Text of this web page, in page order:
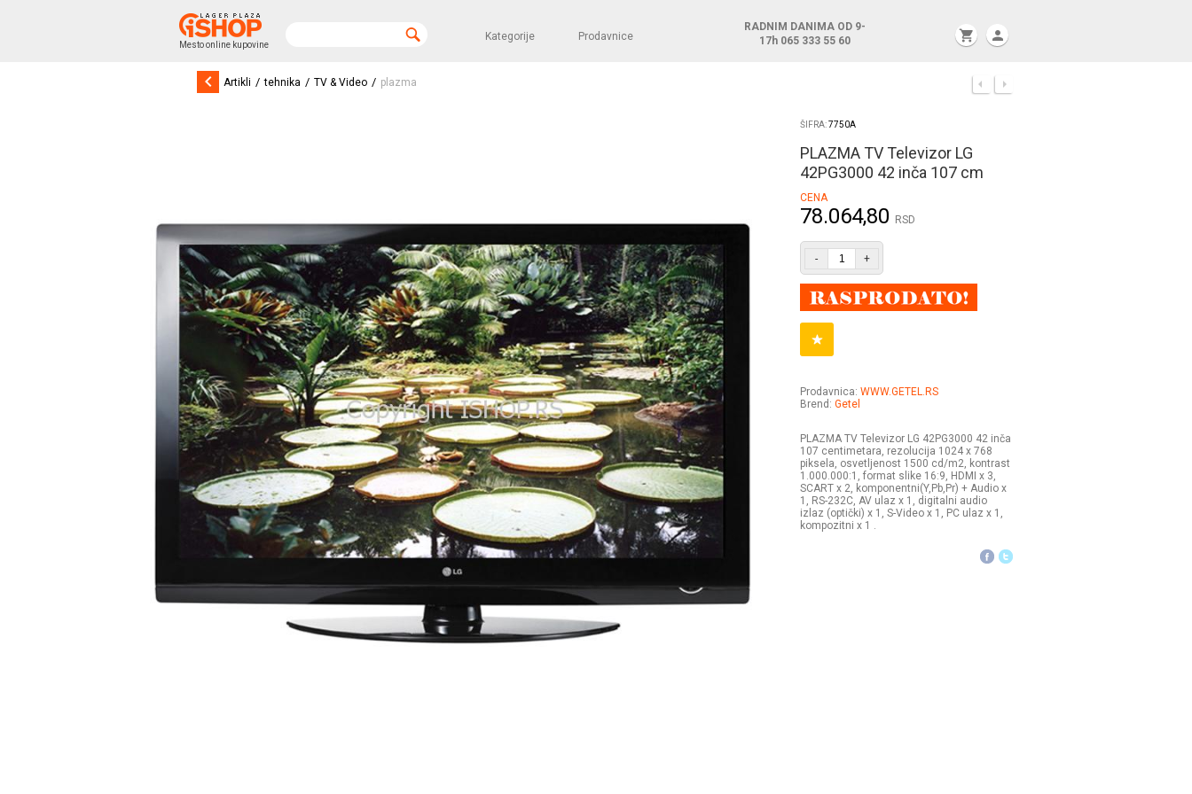
Mesto online kupovine
Kategorije Prodavnice
RADNIM DANIMA OD 9-
17h 065 333 55 60 shopping_cart person
keyboard_arrow_left Artikli / tehnika / TV & Video / plazma
ŠIFRA:7750A
PLAZMA TV Televizor LG
42PG3000 42 inča 107 cm
CENA
78.064,80 RSD
- +
Prodavnica: WWW.GETEL.RS
Brend: Getel
PLAZMA TV Televizor LG 42PG3000 42 inča
107 centimetara, rezolucija 1024 x 768
piksela, osvetljenost 1500 cd/m2, kontrast
1.000.000:1, format slike 16:9, HDMI x 3,
SCART x 2, komponentni(Y,Pb,Pr) + Audio x
1, RS-232C, AV ulaz x 1, digitalni audio
izlaz (optički) x 1, S-Video x 1, PC ulaz x 1,
kompozitni x 1 .